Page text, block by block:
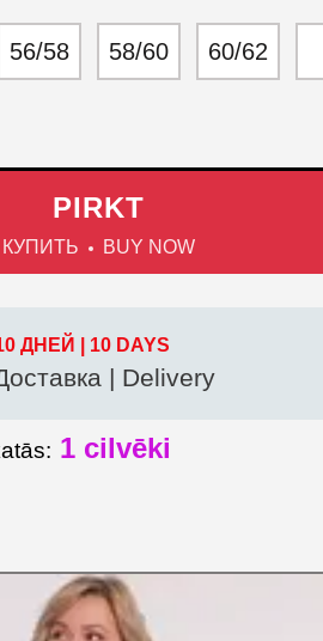
56/58 58/60 60/62
PIRKT
КУПИТЬ BUY NOW
ДНЕЙ | 10 DAYS
| Delivery
1 cilvēki